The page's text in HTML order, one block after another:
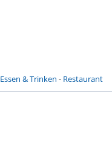
Essen & Trinken - Restaurant